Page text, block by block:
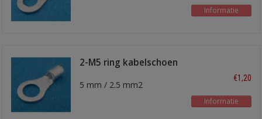
Informatie
2-M5 ring kabelschoen
5 mm / 2.5 mm2
€1,20
Informatie